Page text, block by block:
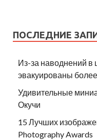
ПОСЛЕДНИЕ
Из-за наводнений в
эвакуированы
Удивительные
Окучи
15 Лучших
Photography Awards